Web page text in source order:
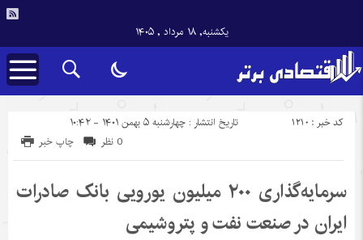
یکشنبه, ۱۸ مرداد , ۱۴۰۵
تاریخ انتشار : چهارشنبه ۵ بهمن ۱۴۰۱ - ۱۰:۴۲ کد خبر : 1210
چاپ خبر 0 نظر
سرمایه‌گذاری ۲۰۰ میلیون یورویی بانک صادرات
ایران در صنعت نفت و پتروشیمی